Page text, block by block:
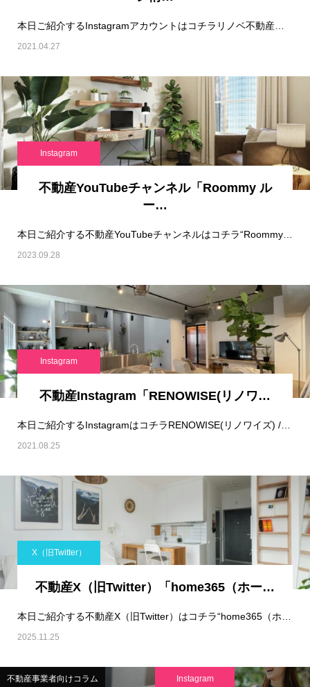
2021.04.27
Instagram
不動産YouTubeチャンネル「Roommy ル
ー…
2023.09.28
Instagram
不動産Instagram「RENOWISE(リノワ…
本日ご紹介するInstagramはコチラRENOWISE(リノワイズ) / リノベーシ…
2021.08.25
X（旧Twitter）
不動産X（旧Twitter）「home365（ホー…
本日ご紹介する不動産X（旧Twitter）はコチラ“home365（ホームサンロクゴ）【公…
2025.11.25
不動産事業者向けコラム Instagram